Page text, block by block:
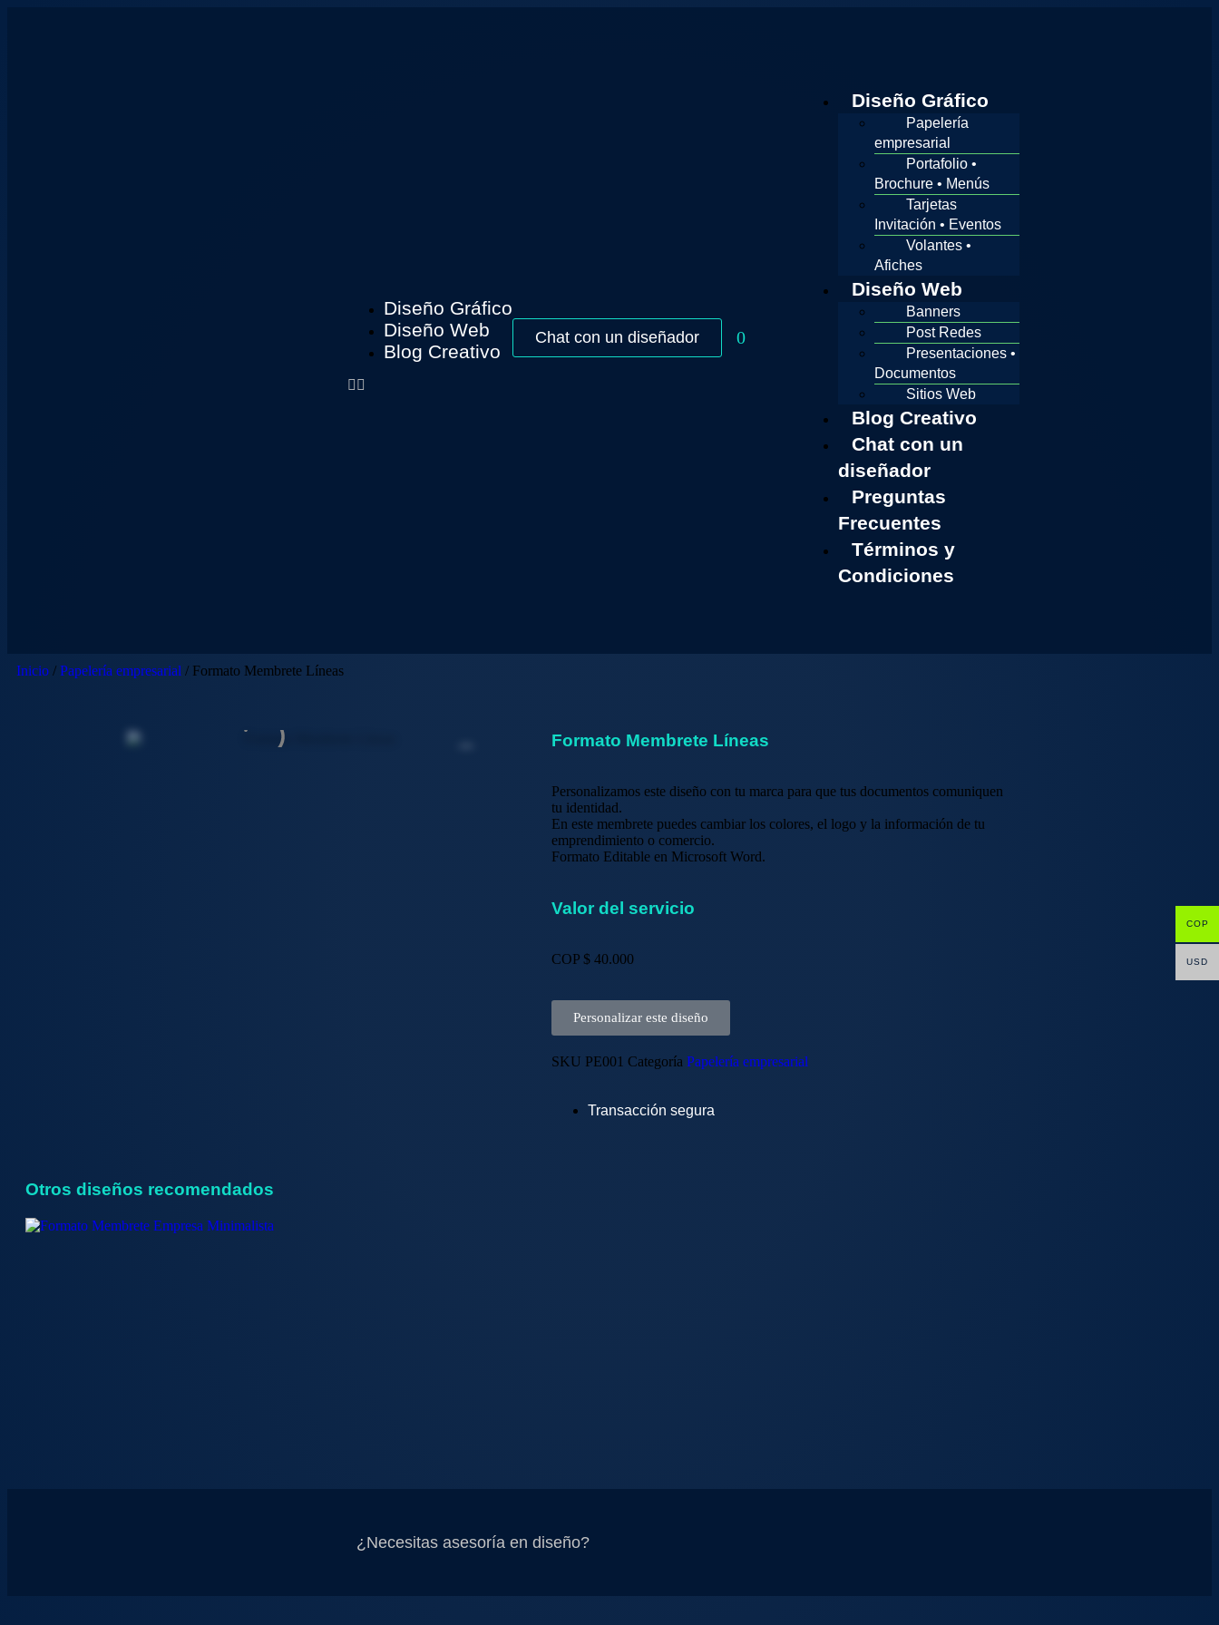
Diseño Gráfico
Diseño Web
Blog Creativo
Chat con un diseñador 0
Diseño Gráfico
Papelería
empresarial
Portafolio •
Brochure • Menús
Tarjetas
Invitación • Eventos
Volantes •
Afiches
Diseño Web
Banners
Post Redes
Presentaciones •
Documentos
Sitios Web
Blog Creativo
Chat con un
diseñador
Preguntas
Frecuentes
Términos y
Condiciones
Inicio / Papelería empresarial / Formato Membrete Líneas
Formato Membrete Líneas
Personalizamos este diseño con tu marca para que tus documentos comuniquen
tu identidad.
En este membrete puedes cambiar los colores, el logo y la información de tu
emprendimiento o comercio.
Formato Editable en Microsoft Word.
Valor del servicio
COP $ 40.000
Personalizar este diseño
SKU PE001 Categoría Papelería empresarial
Transacción segura
Otros diseños recomendados
¿Necesitas asesoría en diseño?
COP
USD